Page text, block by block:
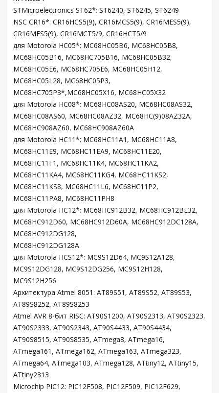
STMicroelectronics ST62*: ST6240, ST6245, ST6249
NSC CR16*: CR16HCS5(9), CR16MCS5(9), CR16MES5(9),
CR16MFS5(9), CR16MCT5/9, CR16HCT5/9
для Motorola HC05*: MC68HC05B6, MC68HC05B8,
MC68HC05B16, MC68HC705B16, MC68HC05B32,
MC68HC05E6, MC68HC705E6, MC68HC05H12,
MC68HC05L28, MC68HC05P3,
MC68HC705P3*,MC68HC05X16, MC68HC05X32
для Motorola HC08*: MC68HC08AS20, MC68HC08AS32,
MC68HC08AS60, MC68HC08AZ32, MC68HC(9)08AZ32A,
MC68HC908AZ60, MC68HC908AZ60A
для Motorola HC11*: MC68HC11A1, MC68HC11A8,
MC68HC11E9, MC68HC11EA9, MC68HC11E20,
MC68HC11F1, MC68HC11K4, MC68HC11KA2,
MC68HC11KA4, MC68HC11KG4, MC68HC11KS2,
MC68HC11KS8, MC68HC11L6, MC68HC11P2,
MC68HC11PA8, MC68HC11PH8
для Motorola HC12*: MC68HC912B32, MC68HC912BE32,
MC68HC912D60, MC68HC912D60A, MC68HC912DC128A,
MC68HC912DG128,
MC68HC912DG128A
для Motorola HCS12*: MC9S12D64, MC9S12A128,
MC9S12DG128, MC9S12DG256, MC9S12H128,
MC9S12H256
Архитектура Atmel 8051: AT89S51, AT89S52, AT89S53,
AT89S8252, AT89S8253
Atmel AVR 8-бит RISC: AT90S1200, AT90S2313, AT90S2323,
AT90S2333, AT90S2343, AT90S4433, AT90S4434,
AT90S8515, AT90S8535, ATmega8, ATmega16,
ATmega161, ATmega162, ATmega163, ATmega323,
ATmega64, ATmega103, ATmega128, ATtiny12, ATtiny15,
ATtiny2313
Microchip PIC12: PIC12F508, PIC12F509, PIC12F629,